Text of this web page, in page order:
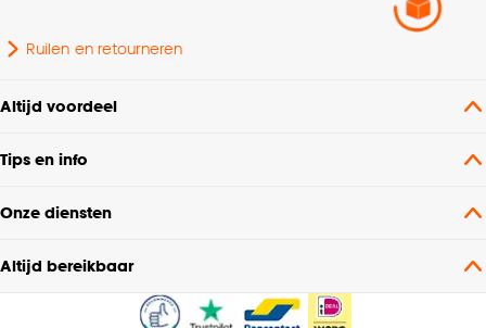
Ruilen en retourneren
Altijd voordeel
Tips en info
Onze diensten
Altijd bereikbaar